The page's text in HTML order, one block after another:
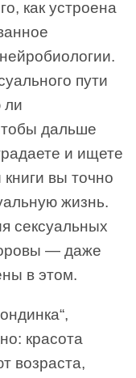
как устроена
пути
ли
дальше
и ищете
вы точно
жизнь.
сексуальных
— даже
в этом.
красота
возраста,